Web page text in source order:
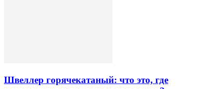
Швеллер горячекатаный: что это, где